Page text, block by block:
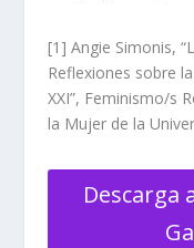
[1] Angie Simonis,
Reflexiones sobre
XXI”, Feminismo/s
la Mujer de la
Descarga